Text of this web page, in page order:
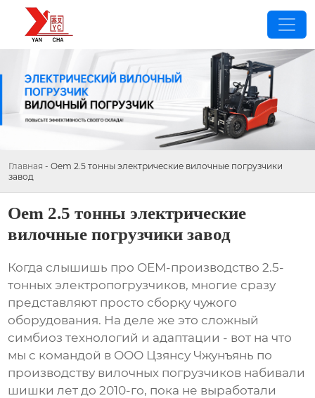
Главная - Oem 2.5 тонны электрические вилочные погрузчики
завод
Oem 2.5 тонны электрические
вилочные погрузчики завод
Когда слышишь про OEM-производство 2.5-
тонных электропогрузчиков, многие сразу
представляют просто сборку чужого
оборудования. На деле же это сложный
симбиоз технологий и адаптации - вот на что
мы с командой в ООО Цзянсу Чжунъянь по
производству вилочных погрузчиков набивали
шишки лет до 2010-го, пока не выработали